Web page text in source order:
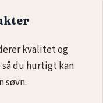
kvalitet og
du hurtigt kan
søvn.